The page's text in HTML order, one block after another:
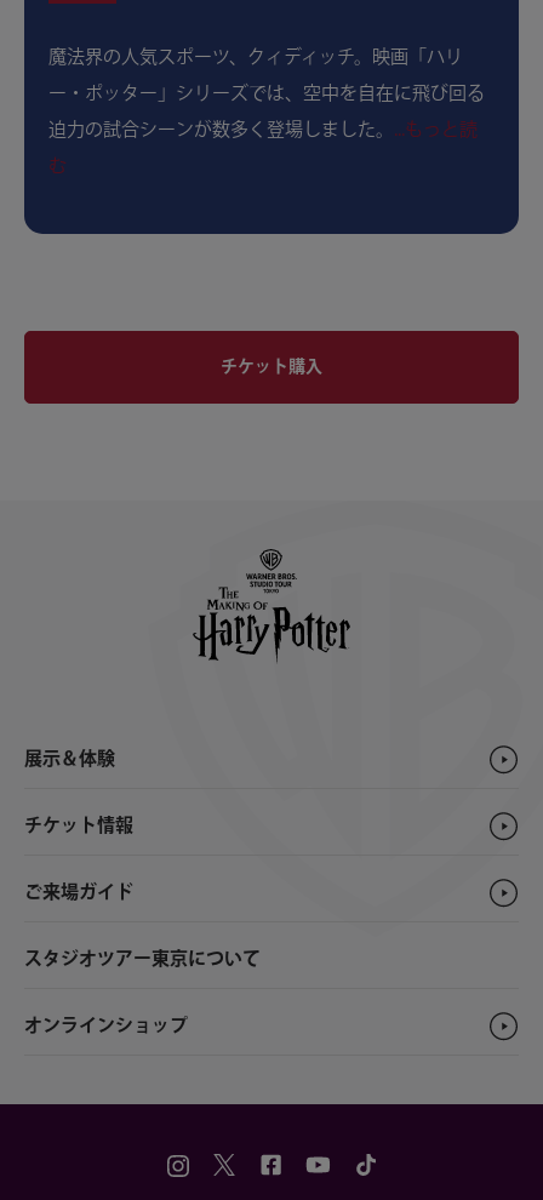
魔法界の人気スポーツ、クィディッチ。映画「ハリ
ー・ポッター」シリーズでは、空中を自在に飛び回る
迫力の試合シーンが数多く登場しました。 ...もっと読
む
チケット購入
展示＆体験
チケット情報
ご来場ガイド
スタジオツアー東京について
オンラインショップ